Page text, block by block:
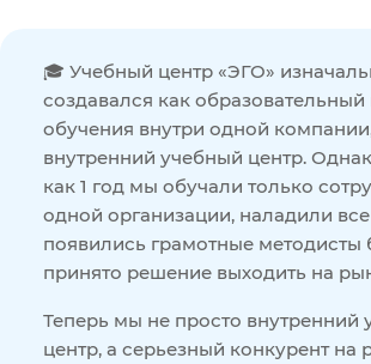
🎓 Учебный центр «ЭГО»
создавался как образовательный
обучения внутри одной компании,
внутренний учебный центр.
как 1 год мы обучали только
одной организации, наладили
появились грамотные методисты
принято решение выходить на
Теперь мы не просто внутренний
центр, а серьезный конкурент на